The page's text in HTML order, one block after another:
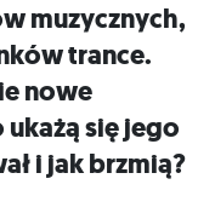
muzycznych,
trance.
nowe
się jego
i jak brzmią?